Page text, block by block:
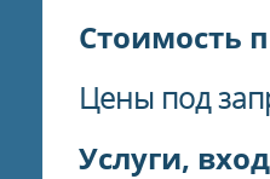
Стоимость
Цены под
Услуги,